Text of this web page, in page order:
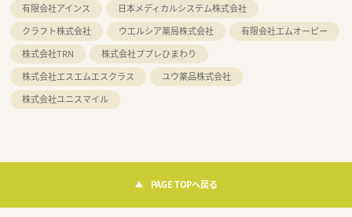
有限会社アインス
日本メディカルシステム株式会社
クラフト株式会社
ウエルシア薬局株式会社
有限会社エムオーピー
株式会社TRN
株式会社ププレひまわり
株式会社エスエムエスクラス
ユウ薬品株式会社
株式会社ユニスマイル
PAGE TOPへ戻る